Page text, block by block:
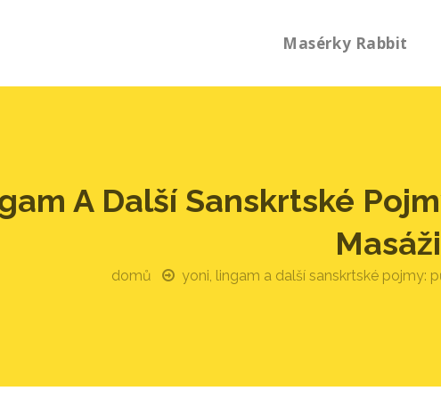
Masérky Rabbit
A Další Sanskrtské
Masáži
domů yoni, lingam a další sanskrtské pojmy: